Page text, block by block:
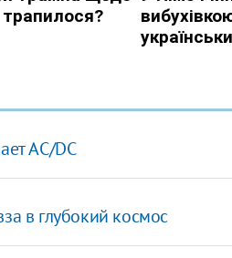
AC/DC
в глубокий космос